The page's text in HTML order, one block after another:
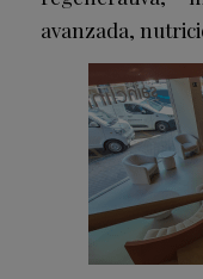
avanzada,